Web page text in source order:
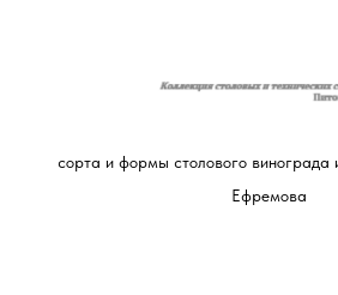
сорта и формы столового
Ефремова